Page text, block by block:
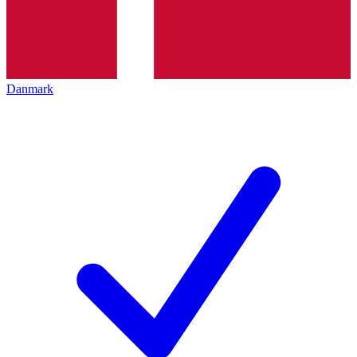
Danmark